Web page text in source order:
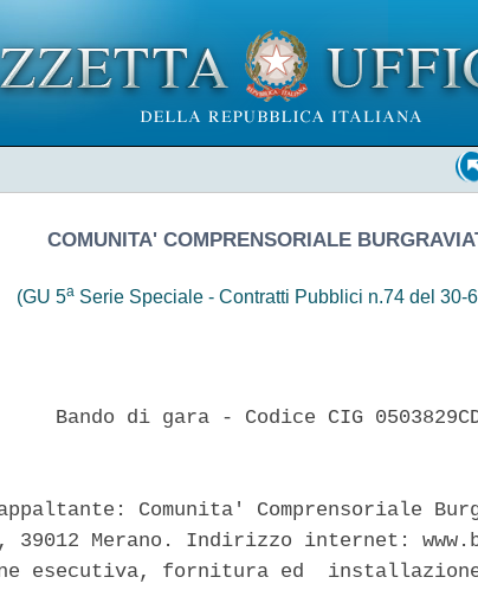
COMUNITA' COMPRENSORIALE
(GU 5a Serie Speciale - Contratti Pubblici n.74 del 30-
Bando di gara - Codice CIG
Comunita' Comprensoriale
39012 Merano. Indirizzo internet:
esecutiva, fornitura ed